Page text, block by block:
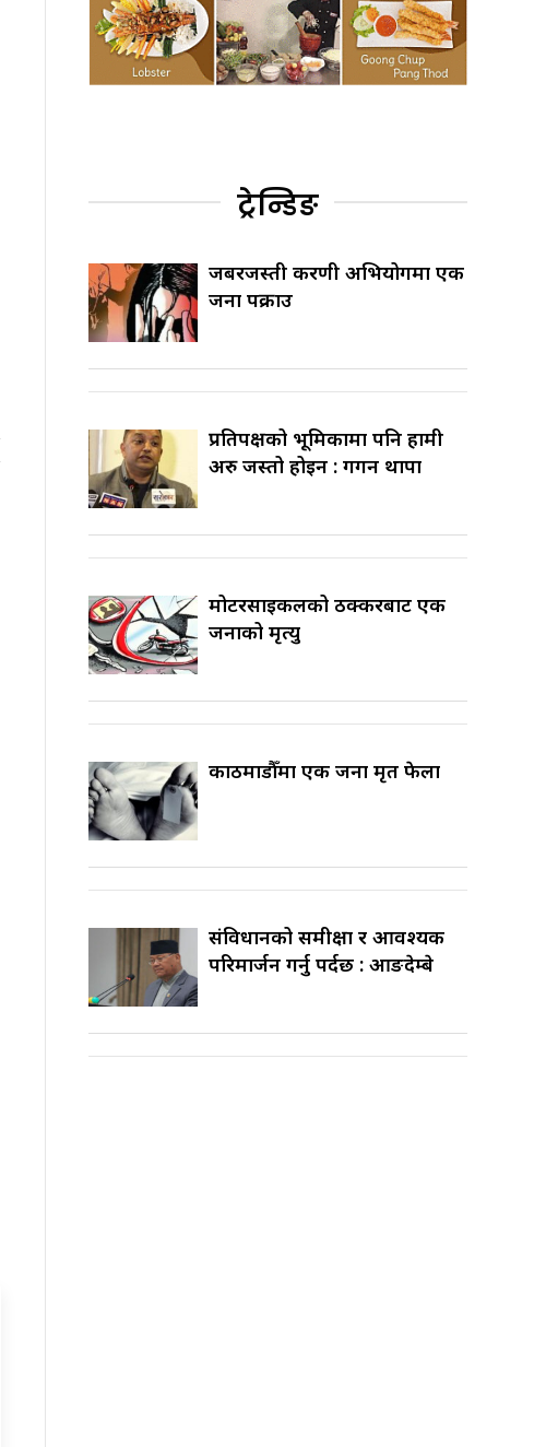
ट्रेन्डिङ
जबरजस्ती करणी अभियोगमा एक
जना पक्राउ
प्रतिपक्षको भूमिकामा पनि हामी
अरु जस्तो होइन : गगन थापा
मोटरसाइकलको ठक्करबाट एक
जनाको मृत्यु
काठमाडौँमा एक जना मृत फेला
संविधानको समीक्षा र आवश्यक
परिमार्जन गर्नु पर्दछ : आङदेम्बे